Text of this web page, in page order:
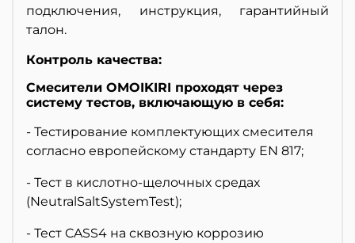
подключения, инструкция, гарантийный
талон.
Контроль качества:
Смесители OMOIKIRI проходят через
систему тестов, включающую в себя:
- Тестирование комплектующих смесителя
согласно европейскому стандарту EN 817;
- Тест в кислотно-щелочных средах
(NeutralSaltSystemTest);
- Тест CASS4 на сквозную коррозию